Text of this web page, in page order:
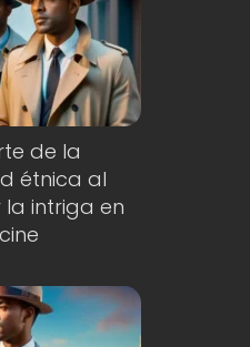
de la
étnica al
la intriga en